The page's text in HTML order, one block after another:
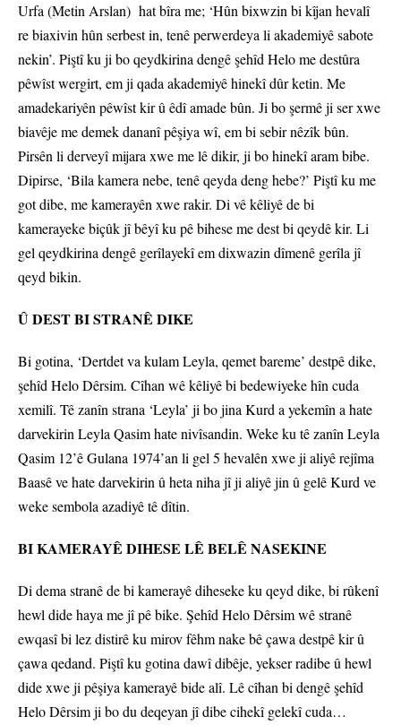
Urfa (Metin Arslan) hat bîra me; ‘Hûn bixwzin bi kîjan hevalî
re biaxivin hûn serbest in, tenê perwerdeya li akademiyê sabote
nekin’. Piştî ku ji bo qeydkirina dengê şehîd Helo me destûra
pêwîst wergirt, em ji qada akademiyê hinekî dûr ketin. Me
amadekariyên pêwîst kir û êdî amade bûn. Ji bo şermê ji ser xwe
biavêje me demek dananî pêşiya wî, em bi sebir nêzîk bûn.
Pirsên li derveyî mijara xwe me lê dikir, ji bo hinekî aram bibe.
Dipirse, ‘Bila kamera nebe, tenê qeyda deng hebe?’ Piştî ku me
got dibe, me kamerayên xwe rakir. Di vê kêliyê de bi
kamerayeke biçûk jî bêyî ku pê bihese me dest bi qeydê kir. Li
gel qeydkirina dengê gerîlayekî em dixwazin dîmenê gerîla jî
qeyd bikin.
Û DEST BI STRANÊ DIKE
Bi gotina, ‘Dertdet va kulam Leyla, qemet bareme’ destpê dike,
şehîd Helo Dêrsim. Cîhan wê kêliyê bi bedewiyeke hîn cuda
xemilî. Tê zanîn strana ‘Leyla’ ji bo jina Kurd a yekemîn a hate
darvekirin Leyla Qasim hate nivîsandin. Weke ku tê zanîn Leyla
Qasim 12’ê Gulana 1974’an li gel 5 hevalên xwe ji aliyê rejîma
Baasê ve hate darvekirin û heta niha jî ji aliyê jin û gelê Kurd ve
weke sembola azadiyê tê dîtin.
BI KAMERAYÊ DIHESE LÊ BELÊ NASEKINE
Di dema stranê de bi kamerayê diheseke ku qeyd dike, bi rûkenî
hewl dide haya me jî pê bike. Şehîd Helo Dêrsim wê stranê
ewqasî bi lez distirê ku mirov fêhm nake bê çawa destpê kir û
çawa qedand. Piştî ku gotina dawî dibêje, yekser radibe û hewl
dide xwe ji pêşiya kamerayê bide alî. Lê cîhan bi dengê şehîd
Helo Dêrsim ji bo du deqeyan jî dibe cihekî gelekî cuda…